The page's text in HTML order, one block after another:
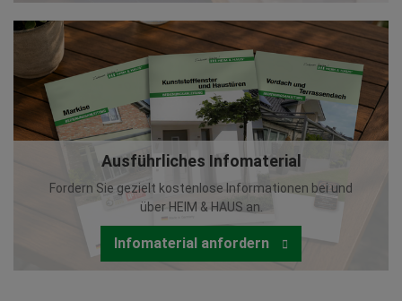
Ausführliches Infomaterial
Fordern Sie gezielt kostenlose Informationen bei und
über HEIM & HAUS an.
Infomaterial anfordern
Impressum|Datenschutz